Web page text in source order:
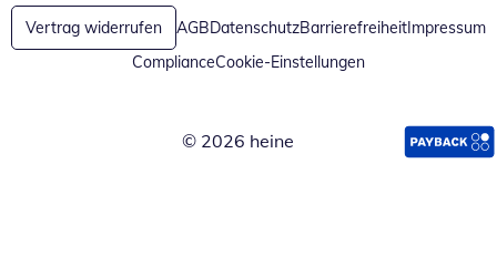
Vertrag widerrufen AGBDatenschutzBarrierefreiheitImpressum
ComplianceCookie-Einstellungen
© 2026 heine